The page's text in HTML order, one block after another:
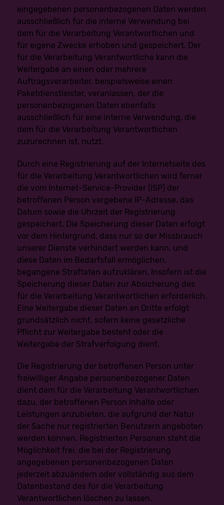
eingegebenen personenbezogenen Daten werden
ausschließlich für die interne Verwendung bei
dem für die Verarbeitung Verantwortlichen und
für eigene Zwecke erhoben und gespeichert. Der
für die Verarbeitung Verantwortliche kann die
Weitergabe an einen oder mehrere
Auftragsverarbeiter, beispielsweise einen
Paketdienstleister, veranlassen, der die
personenbezogenen Daten ebenfalls
ausschließlich für eine interne Verwendung, die
dem für die Verarbeitung Verantwortlichen
zuzurechnen ist, nutzt.
Durch eine Registrierung auf der Internetseite des
für die Verarbeitung Verantwortlichen wird ferner
die vom Internet-Service-Provider (ISP) der
betroffenen Person vergebene IP-Adresse, das
Datum sowie die Uhrzeit der Registrierung
gespeichert. Die Speicherung dieser Daten erfolgt
vor dem Hintergrund, dass nur so der Missbrauch
unserer Dienste verhindert werden kann, und
diese Daten im Bedarfsfall ermöglichen,
begangene Straftaten aufzuklären. Insofern ist die
Speicherung dieser Daten zur Absicherung des
für die Verarbeitung Verantwortlichen erforderlich.
Eine Weitergabe dieser Daten an Dritte erfolgt
grundsätzlich nicht, sofern keine gesetzliche
Pflicht zur Weitergabe besteht oder die
Weitergabe der Strafverfolgung dient.
Die Registrierung der betroffenen Person unter
freiwilliger Angabe personenbezogener Daten
dient dem für die Verarbeitung Verantwortlichen
dazu, der betroffenen Person Inhalte oder
Leistungen anzubieten, die aufgrund der Natur
der Sache nur registrierten Benutzern angeboten
werden können. Registrierten Personen steht die
Möglichkeit frei, die bei der Registrierung
angegebenen personenbezogenen Daten
jederzeit abzuändern oder vollständig aus dem
Datenbestand des für die Verarbeitung
Verantwortlichen löschen zu lassen.
verarbeitet.
Die Löschung der personenbezogenen Daten ist zur
Erfüllung einer rechtlichen Verpflichtung nach dem
Unionsrecht oder dem Recht der Mitgliedstaaten
erforderlich, dem der Verantwortliche unterliegt.
Die personenbezogenen Daten wurden in Bezug auf
angebotene Dienste der Informationsgesellschaft
gemäß Art. 8 Abs. 1 DS-GVO erhoben.
Sofern einer der oben genannten Gründe zutrifft und eine
betroffene Person die Löschung von personenbezogenen
Daten, die gespeichert sind, veranlassen möchte, kann
sie sich hierzu jederzeit an einen Mitarbeiter des für die
Verarbeitung Verantwortlichen wenden. Der Mitarbeiter
wird veranlassen, dass dem Löschverlangen
unverzüglich nachgekommen wird.
Wurden die personenbezogenen Daten öffentlich
gemacht und ist unser Unternehmen als Verantwortlicher
personenbezogenen Daten verpflichtet, so trifft uns unter
Berücksichtigung der verfügbaren Technologie und der
Implementierungskosten angemessene Maßnahmen,
auch technischer Art, um andere für die
Datenverarbeitung Verantwortliche, welche die
veröffentlichten personenbezogenen Daten verarbeiten,
darüber in Kenntnis zu setzen, dass die betroffene
Person von diesen anderen für die Datenverarbeitung
Verantwortlichen die Löschung sämtlicherlinks zu diesen
personenbezogenen Daten oder von Kopien oder
Replikationen dieser personenbezogenen Daten verlangt
hat, soweit die Verarbeitung nicht erforderlich ist. Der
Mitarbeiter wird im Einzelfall das Notwendige
e) Recht auf Einschränkung der Verarbeitung
Jede von der Verarbeitung personenbezogener Daten
betroffene Person hat das vom Europäischen Richtlinien-
und Verordnungsgeber gewährte Recht, von dem
Verantwortlichen die Einschränkung der Verarbeitung zu
verlangen, wenn eine der folgenden Voraussetzungen
gegeben ist:
von der betroffenen Person bestritten, und zwar für
eine Dauer, die es dem Verantwortlichen ermöglicht,
die Richtigkeit der personenbezogenen Daten zu
überprüfen.
Die Verarbeitung ist unrechtmäßig, die betroffene
Person lehnt die Löschung der personenbezogenen
Daten ab und verlangt stattdessen die Einschränkung
der Nutzung der personenbezogenen Daten.
Der Verantwortliche benötigt die personenbezogenen
Daten für die Zwecke der Verarbeitung nicht länger,
die betroffene Person benötigt sie jedoch zur
Geltendmachung, Ausübung oder Verteidigung von
Rechtsansprüchen.
Die betroffene Person hat Widerspruch gegen die
Verarbeitung gem. Art. 21 Abs. 1 DS-GVO eingelegt
und es steht noch nicht fest, ob die berechtigten
Gründe des Verantwortlichen gegenüber denen der
betroffenen Person überwiegen.